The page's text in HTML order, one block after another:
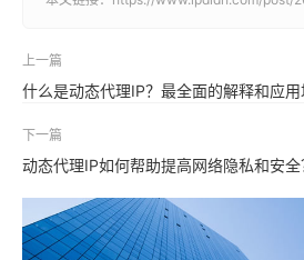
上一篇
什么是动态代理IP？最全面的解释和应
下一篇
动态代理IP如何帮助提高网络隐私和安全